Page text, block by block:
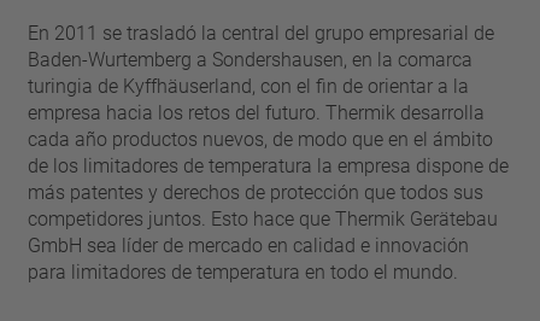
En 2011 se trasladó la central del grupo empresarial de
Baden-Wurtemberg a Sondershausen, en la comarca
turingia de Kyffhäuserland, con el fin de orientar a la
empresa hacia los retos del futuro. Thermik desarrolla
cada año productos nuevos, de modo que en el ámbito
de los limitadores de temperatura la empresa dispone de
más patentes y derechos de protección que todos sus
competidores juntos. Esto hace que Thermik Gerätebau
GmbH sea líder de mercado en calidad e innovación
para limitadores de temperatura en todo el mundo.